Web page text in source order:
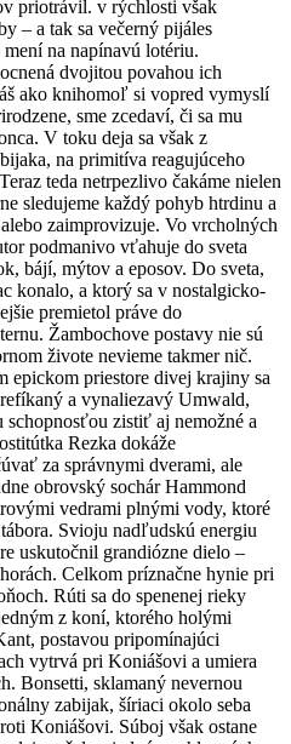
priotrávil. v rýchlosti však
– a tak sa večerný pijáles
na napínavú lotériu.
dvojitou povahou ich
ako knihomoľ si vopred vymyslí
sme zcedaví, či sa mu
V toku deja sa však z
na primitíva reagujúceho
teda netrpezlivo čakáme nielen
sledujeme každý pohyb htrdinu a
zaimprovizuje. Vo vrcholných
podmanivo vťahuje do sveta
bájí, mýtov a eposov. Do sveta,
konalo, a ktorý sa v nostalgicko-
premietol práve do
Žambochove postavy nie sú
živote nevieme takmer nič.
epickom priestore divej krajiny sa
a vynaliezavý Umwald,
schopnosťou zistiť aj nemožné a
Rezka dokáže
za správnymi dverami, ale
obrovský sochár Hammond
vedrami plnými vody, ktoré
Svioju nadľudskú energiu
uskutočnil grandiózne dielo –
Celkom príznačne hynie pri
Rúti sa do spenenej rieky
z koní, ktorého holými
postavou pripomínajúci
vytrvá pri Koniášovi a umiera
Bonsetti, sklamaný nevernou
zabijak, šíriaci okolo seba
Koniášovi. Súboj však ostane